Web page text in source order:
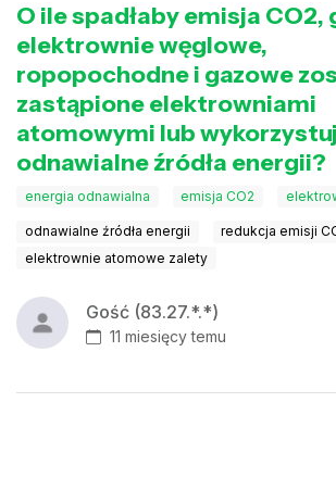
O ile spadłaby emisja CO2,
elektrownie węglowe,
ropopochodne i gazowe
zastąpione elektrowniami
atomowymi lub
odnawialne źródła energii?
energia odnawialna emisja CO2
odnawialne źródła energii
redukcja emisji
elektrownie atomowe zalety
Gość (83.27.*.*)
11 miesięcy temu